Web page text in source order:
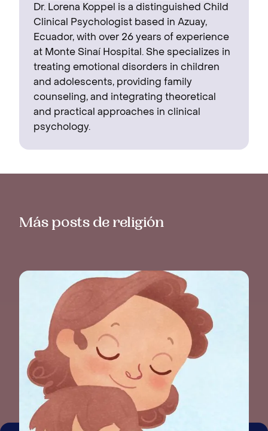
Dr. Lorena Koppel is a distinguished Child
Clinical Psychologist based in Azuay,
Ecuador, with over 26 years of experience
at Monte Sinaí Hospital. She specializes in
treating emotional disorders in children
and adolescents, providing family
counseling, and integrating theoretical
and practical approaches in clinical
psychology.
Más posts de religión